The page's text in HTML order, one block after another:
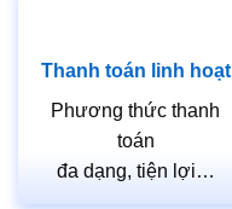
Thanh toán linh hoạt
Phương thức thanh
toán
đa dạng, tiện lợi…